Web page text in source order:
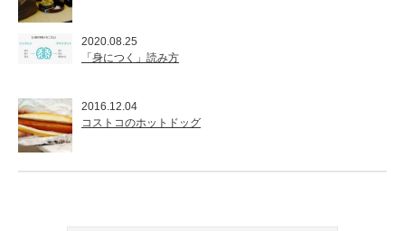
2020.08.25
「身につく」読み方
2016.12.04
コストコのホットドッグ